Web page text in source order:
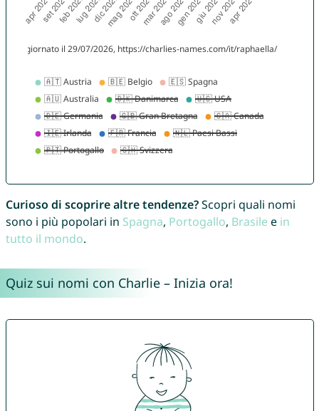
Curioso di scoprire altre tendenze?Scopri quali nomi
sono i più popolari in Spagna, Portogallo, Brasile e in
tutto il mondo.
Quiz sui nomi con Charlie – Inizia ora!